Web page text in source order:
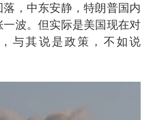
，中东安静，特朗普国内
波。但实际是美国现在对
与其说是政策，不如说